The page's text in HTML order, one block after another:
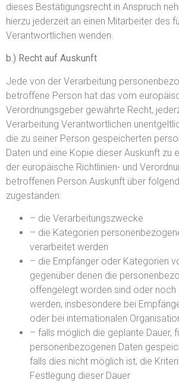
dieses Bestätigungsrecht in Anspruch
hierzu jederzeit an einen Mitarbeiter des
Verantwortlichen wenden.
b.) Recht auf Auskunft
Jede von der Verarbeitung
betroffene Person hat das vom
Verordnungsgeber gewährte Recht,
Verarbeitung Verantwortlichen
die zu seiner Person gespeicherten
Daten und eine Kopie dieser Auskunft zu
der europäische Richtlinien- und
betroffenen Person Auskunft über
zugestanden:
– die Verarbeitungszwecke
– die Kategorien
verarbeitet werden
– die Empfänger oder Kategorien
gegenüber denen die
offengelegt worden sind oder
werden, insbesondere bei
oder bei internationalen
– falls möglich die geplante Dauer,
personenbezogenen Daten
falls dies nicht möglich ist, die
Festlegung dieser Dauer